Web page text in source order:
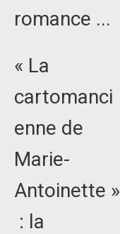
romance ...
« La
cartomanci
enne de
Marie-
Antoinette »
: la